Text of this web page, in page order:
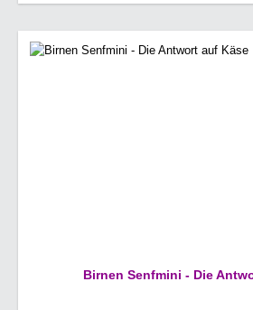
Birnen Senfmini - Die